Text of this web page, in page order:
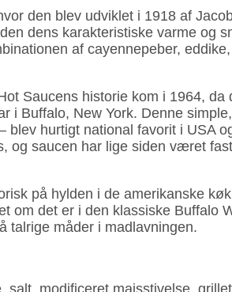
den blev udviklet i 1918 af
dens karak­teris­tiske varme
af cayenne­peber,
Saucens historie kom i 1964,
i Buffalo, New York. Denne
blev hurtigt national favorit i USA
og saucen har lige siden været
på hylden i de amerikan­ske
om det er i den klas­siske Buffalo
talrige måder i mad­lavningen.